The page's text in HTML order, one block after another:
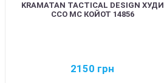
KRAMATAN TACTICAL DESIGN ХУДИ
ССО МС КОЙОТ 14856
2150 грн